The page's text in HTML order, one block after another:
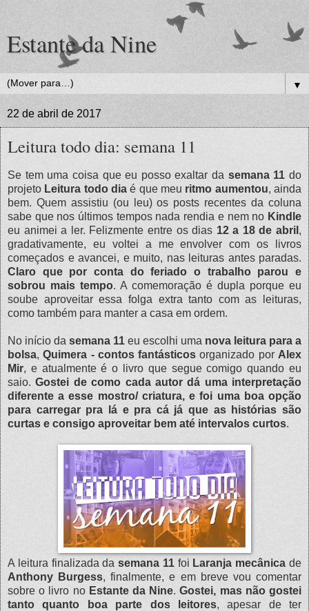
Estante da Nine
▼
22 de abril de 2017
Leitura todo dia: semana 11
Se tem uma coisa que eu posso exaltar da semana 11 do
projeto Leitura todo dia é que meu ritmo aumentou, ainda
bem. Quem assistiu (ou leu) os posts recentes da coluna
sabe que nos últimos tempos nada rendia e nem no Kindle
eu animei a ler. Felizmente entre os dias 12 a 18 de abril ,
gradativamente, eu voltei a me envolver com os livros
começados e avancei, e muito, nas leituras antes paradas.
Claro que por conta do feriado o trabalho parou e
sobrou mais tempo. A comemoração é dupla porque eu
soube aproveitar essa folga extra tanto com as leituras,
como também para manter a casa em ordem.
No início da semana 11 eu escolhi uma nova leitura para a
bolsa,Quimera - contos fantásticos organizado por Alex
Mir, e atualmente é o livro que segue comigo quando eu
saio.Gostei de como cada autor dá uma interpretação
diferente a esse mostro/ criatura, e foi uma boa opção
para carregar pra lá e pra cá já que as histórias são
curtas e consigo aproveitar bem até intervalos curtos.
A leitura finalizada dasemana 11foi Laranja mecânica de
Anthony Burgess, finalmente, e em breve vou comentar
sobre o livro no Estante da Nine.Gostei, mas não gostei
tanto quanto boa parte dos leitores, apesar de ter